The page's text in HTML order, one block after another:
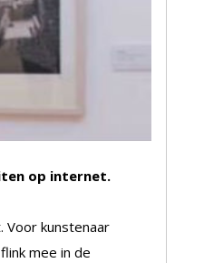
op internet.
Voor kunstenaar
mee in de